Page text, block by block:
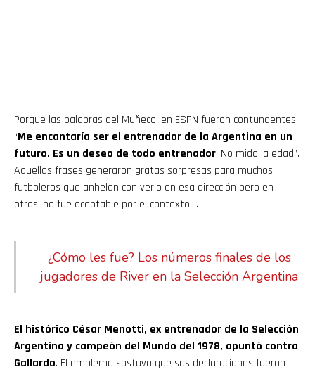
Porque las palabras del Muñeco, en ESPN fueron contundentes:
“Me encantaría ser el entrenador de la Argentina en un
futuro. Es un deseo de todo entrenador. No mido la edad”.
Aquellas frases generaron gratas sorpresas para muchos
futboleros que anhelan con verlo en esa dirección pero en
otros, no fue aceptable por el contexto….
¿Cómo les fue? Los números finales de los
jugadores de River en la Selección Argentina
El histórico César Menotti, ex entrenador de la Selección
Argentina y campeón del Mundo del 1978, apuntó contra
Gallardo. El emblema sostuvo que sus declaraciones fueron